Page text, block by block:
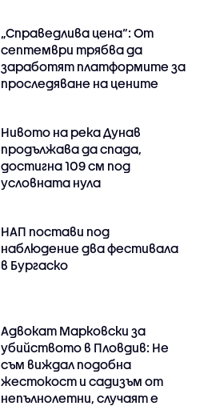
„Справедлива цена“: От
септември трябва да
заработят платформите за
проследяване на цените
Нивото на река Дунав
продължава да спада,
достигна 109 см под
условната нула
НАП постави под
наблюдение два фестивала
в Бургаско
Адвокат Марковски за
убийството в Пловдив: Не
съм виждал подобна
жестокост и садизъм от
непълнолетни, случаят е